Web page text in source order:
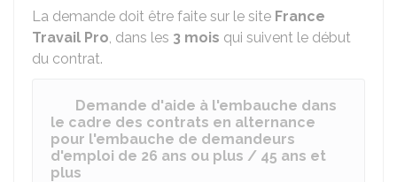
La demande doit être faite sur le site France
Travail Pro, dans les 3 mois qui suivent le début
du contrat.
Demande d'aide à l'embauche dans
le cadre des contrats en alternance
pour l'embauche de demandeurs
d'emploi de 26 ans ou plus / 45 ans et
plus